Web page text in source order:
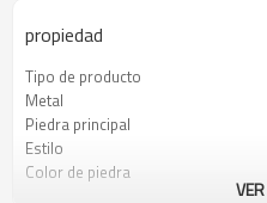
propiedad
Tipo de producto
Metal
Piedra principal
Estilo
Color de piedra